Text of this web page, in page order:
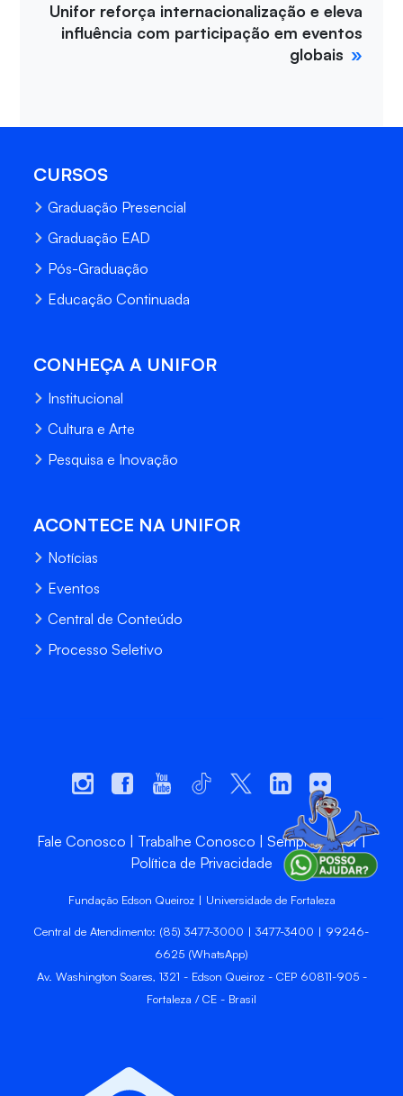
Unifor reforça internacionalização e eleva
influência com participação em eventos
globais
CURSOS
Graduação Presencial
Graduação EAD
Pós-Graduação
Educação Continuada
CONHEÇA A UNIFOR
Institucional
Cultura e Arte
Pesquisa e Inovação
ACONTECE NA UNIFOR
Notícias
Eventos
Central de Conteúdo
Processo Seletivo
Fale Conosco Trabalhe Conosco
Sempre Unifor
Política de Privacidade
Fundação Edson Queiroz | Universidade de Fortaleza
Central de Atendimento: (85) 3477-3000 | 3477-3400 | 99246-
6625 (WhatsApp)
Av. Washington Soares, 1321 - Edson Queiroz - CEP 60811-905 -
Fortaleza / CE - Brasil